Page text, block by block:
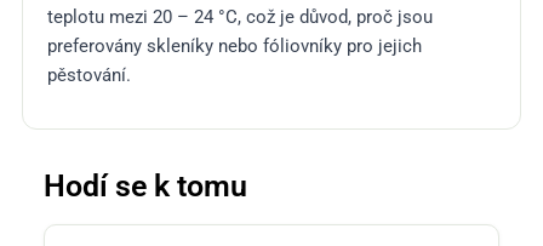
teplotu mezi 20 – 24 °C, což je důvod, proč jsou
preferovány skleníky nebo fóliovníky pro jejich
pěstován​​​​​​í.
Hodí se k tomu